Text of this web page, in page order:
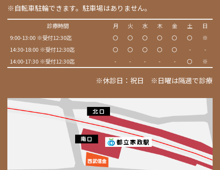
※自転車駐輪できます。駐車場はありません。
診療時間 月 火 水 木 金 土
日
9:00-13:00 ※受付12:30迄
〇 〇 〇 〇 〇 〇
※
14:30-18:00 ※受付12:30迄
〇 〇 〇 〇 〇 -
-
14:00-17:30 ※受付12:30迄
- - - - - 〇 ※
※休診日：祝日 ※日曜は隔週で診療